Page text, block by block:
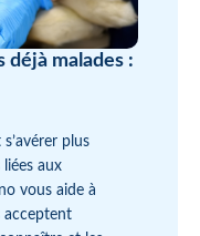
déjà malades :
plus
aux
vous aide à
acceptent